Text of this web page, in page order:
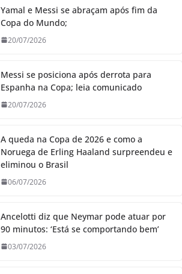
Yamal e Messi se abraçam após fim da
Copa do Mundo;
20/07/2026
Messi se posiciona após derrota para
Espanha na Copa; leia comunicado
20/07/2026
A queda na Copa de 2026 e como a
Noruega de Erling Haaland surpreendeu e
eliminou o Brasil
06/07/2026
Ancelotti diz que Neymar pode atuar por
90 minutos: ‘Está se comportando bem’
03/07/2026